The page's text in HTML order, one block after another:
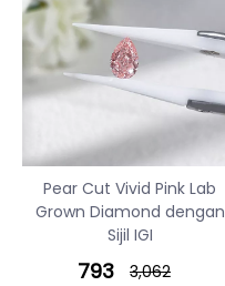
Pear Cut Vivid Pink Lab
Grown Diamond dengan
Sijil IGI
793 3,062